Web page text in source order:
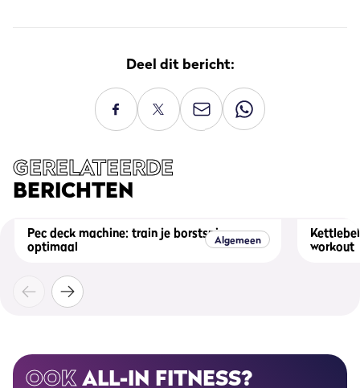
Deel dit bericht:
GERELATEERDE
BERICHTEN
Algemeen
Pec deck machine: train je borstspieren
optimaal
workout
OOKALL-IN FITNESS?